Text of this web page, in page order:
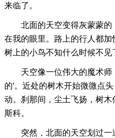
来临了。
北面的天空变得灰蒙蒙的
在我的眼里。路上的行人都加
树上的小鸟不知什么时候不见
天空像一位伟大的魔术师
的'。近处的树木开始微微点
动。刹那间，尘土飞扬，树
斯科。
突然，北面的天空划过一